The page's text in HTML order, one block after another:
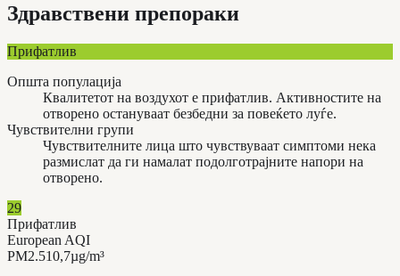
Здравствени препораки
Прифатлив
Општа популација
Квалитетот на воздухот е прифатлив. Активностите на
отворено остануваат безбедни за повеќето луѓе.
Чувствителни групи
Чувствителните лица што чувствуваат симптоми нека
размислат да ги намалат подолготрајните напори на
отворено.
29
Прифатлив
European AQI
PM2.510,7µg/m³